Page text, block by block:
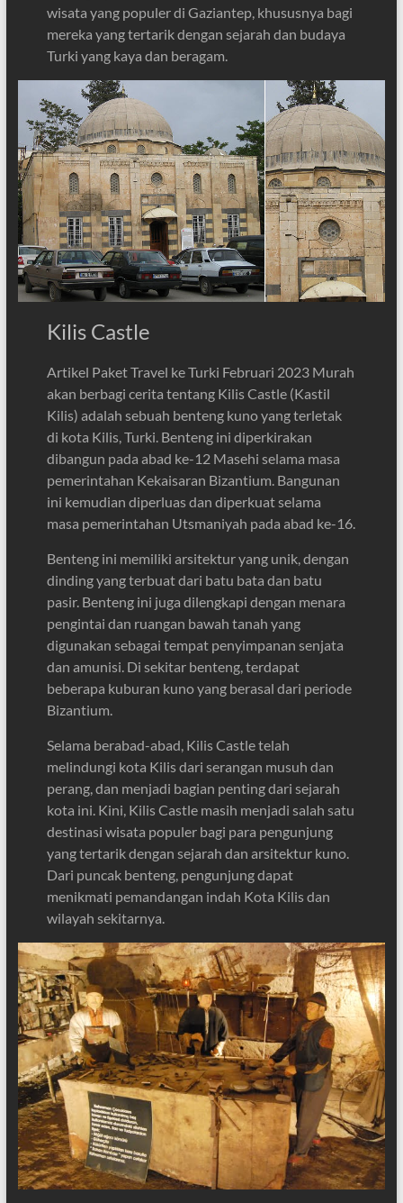
wisata yang populer di Gaziantep, khususnya bagi
mereka yang tertarik dengan sejarah dan budaya
Turki yang kaya dan beragam.
Kilis Castle
Artikel Paket Travel ke Turki Februari 2023 Murah
akan berbagi cerita tentang Kilis Castle (Kastil
Kilis) adalah sebuah benteng kuno yang terletak
di kota Kilis, Turki. Benteng ini diperkirakan
dibangun pada abad ke-12 Masehi selama masa
pemerintahan Kekaisaran Bizantium. Bangunan
ini kemudian diperluas dan diperkuat selama
masa pemerintahan Utsmaniyah pada abad ke-16.
Benteng ini memiliki arsitektur yang unik, dengan
dinding yang terbuat dari batu bata dan batu
pasir. Benteng ini juga dilengkapi dengan menara
pengintai dan ruangan bawah tanah yang
digunakan sebagai tempat penyimpanan senjata
dan amunisi. Di sekitar benteng, terdapat
beberapa kuburan kuno yang berasal dari periode
Bizantium.
Selama berabad-abad, Kilis Castle telah
melindungi kota Kilis dari serangan musuh dan
perang, dan menjadi bagian penting dari sejarah
kota ini. Kini, Kilis Castle masih menjadi salah satu
destinasi wisata populer bagi para pengunjung
yang tertarik dengan sejarah dan arsitektur kuno.
Dari puncak benteng, pengunjung dapat
menikmati pemandangan indah Kota Kilis dan
wilayah sekitarnya.